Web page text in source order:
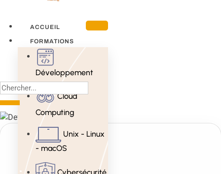
ACCUEIL
FORMATIONS
Développement
Cloud
Computing
Unix - Linux
- macOS